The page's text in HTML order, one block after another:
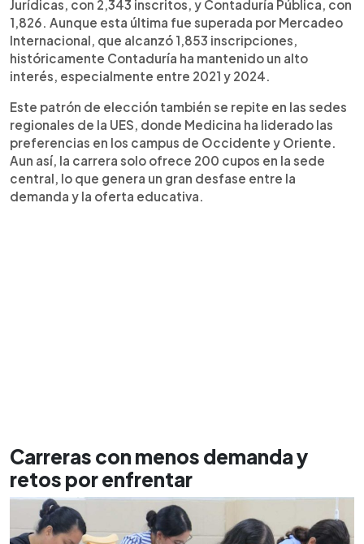
Jurídicas, con 2,343 inscritos, y Contaduría Pública, con
1,826. Aunque esta última fue superada por Mercadeo
Internacional, que alcanzó 1,853 inscripciones,
históricamente Contaduría ha mantenido un alto
interés, especialmente entre 2021 y 2024.
Este patrón de elección también se repite en las sedes
regionales de la UES, donde Medicina ha liderado las
preferencias en los campus de Occidente y Oriente.
Aun así, la carrera solo ofrece 200 cupos en la sede
central, lo que genera un gran desfase entre la
demanda y la oferta educativa.
Carreras con menos demanda y
retos por enfrentar